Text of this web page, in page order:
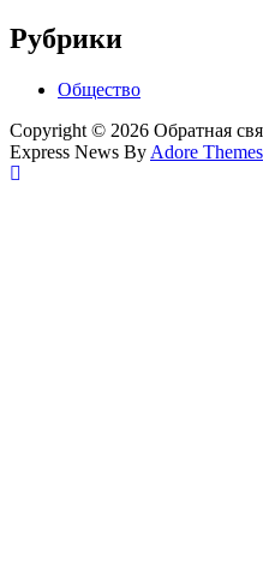
Рубрики
Общество
Copyright © 2026 Обратная
Express News By Adore Themes